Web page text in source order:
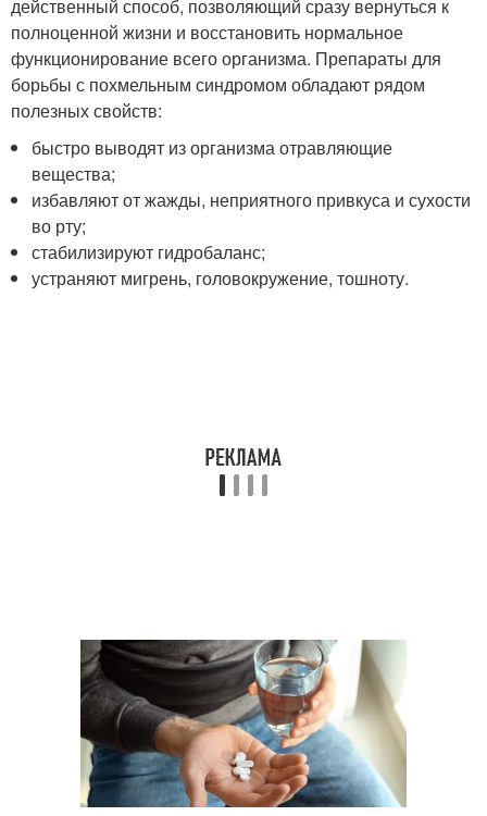
действенный способ, позволяющий сразу вернуться к
полноценной жизни и восстановить нормальное
функционирование всего организма. Препараты для
борьбы с похмельным синдромом обладают рядом
полезных свойств:
быстро выводят из организма отравляющие
вещества;
избавляют от жажды, неприятного привкуса и сухости
во рту;
стабилизируют гидробаланс;
устраняют мигрень, головокружение, тошноту.